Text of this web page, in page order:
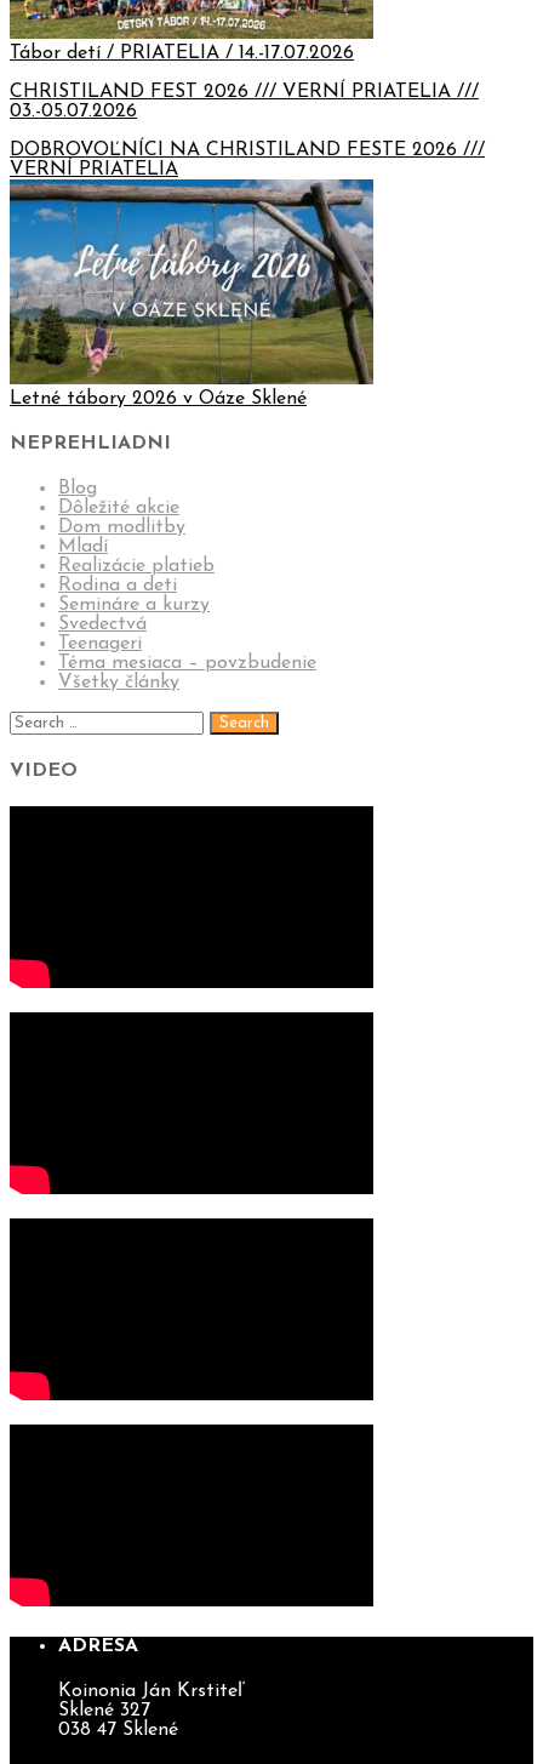
Tábor detí / PRIATELIA / 14.-17.07.2026
CHRISTILAND FEST 2026 /// VERNÍ PRIATELIA ///
03.-05.07.2026
DOBROVOĽNÍCI NA CHRISTILAND FESTE 2026 ///
VERNÍ PRIATELIA
Letné tábory 2026 v Oáze Sklené
NEPREHLIADNI
Blog
Dôležité akcie
Dom modlitby
Mladí
Realizácie platieb
Rodina a deti
Semináre a kurzy
Svedectvá
Teenageri
Téma mesiaca – povzbudenie
Všetky články
VIDEO
ADRESA
Koinonia Ján Krstiteľ
Sklené 327
038 47 Sklené